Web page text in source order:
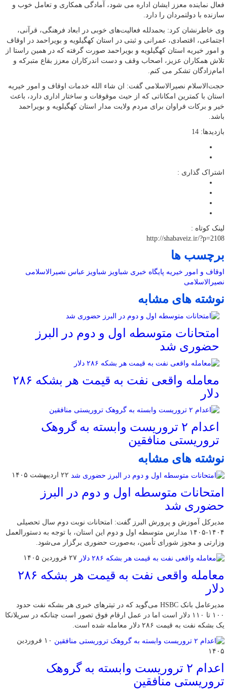
فعال نماینده معزز ایشان اداره می شود، آمادگی همکاری و تعامل خوب و
سازنده با دولتمردان را دارد.
وی خاطرنشان کرد: بحمدلله فعالیت‌های خوبی در ابعاد فرهنگی، قرآنی،
اجتماعی، اقتصادی، عمرانی و ثبتی در استان کهگیلویه و بویراحمد در اوقاف
و امور خیریه استان کهگیلویه و بویراحمد صورت گرفته که در همین راستا از
تلاش همکاران عزیز، اصحاب وقف و دست اندرکاران معزز بقاع متبرکه و
امام‌زادگان تشکر می کنم.
حجت‌الاسلام نصیرالاسلامی گفت: ان شاء الله خدمات اوقاف و امور خیریه
استان با کمترین امکاناتی که از حیث موقوفات و ساختار اداری دارد، باعث
خیر و برکات فراوان برای مردم ولایت مدار استان کهگیلویه و بویراحمد
باشد.
بازدیدها: 14
اشتراک گذاری :
لینک کوتاه :
http://shabaveiz.ir/?p=2108
برچسب ها
اوقاف و امور خیریه پایگاه خبری شباویز شباویز عباس نصیرالاسلامی
نصیرالاسلامی
نوشته های مشابه
امتحانات متوسطه اول و دوم در البرز
حضوری شد
معامله واقعی نفت به قیمت هر بشکه ۲۸۶
دلار
اعدام ۲ تروریست وابسته به گروهک
تروریستی منافقین
نوشته های مشابه
۲۲ اردیبهشت ۱۴۰۵
امتحانات متوسطه اول و دوم در البرز
حضوری شد
مدیرکل آموزش و پرورش البرز گفت: امتحانات نوبت دوم سال تحصیلی
۱۴۰۴-۱۴۰۵ مدارس متوسطه اول و دوم این استان، با توجه به دستورالعمل
وزارتی و مجوز شورای تأمین، به‌صورت حضوری برگزار می‌شود.
۲۷ فروردین ۱۴۰۵
معامله واقعی نفت به قیمت هر بشکه ۲۸۶
دلار
مدیرعامل بانک HSBC می‌گوید که در تیترهای خبری هر بشکه نفت حدود
۱۰۰ تا ۱۱۰ دلار است اما در عمل ارقام فوق تصور است چنانکه در سریلانکا
یک بشکه نفت به قیمت ۲۸۶ دلار معامله شده است.
۱۰ فروردین
۱۴۰۵
اعدام ۲ تروریست وابسته به گروهک
تروریستی منافقین